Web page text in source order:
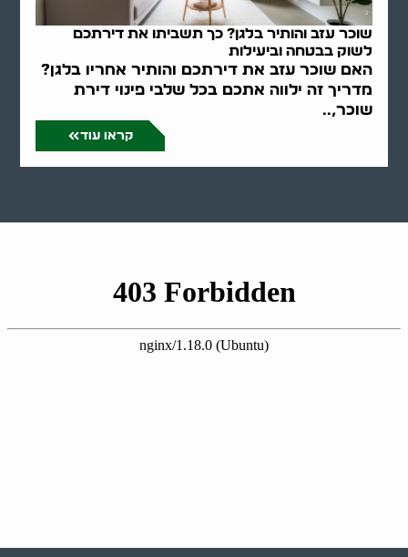
שוכר עזב והותיר בלגן? כך תשביתו את דירתכם
לשוק בבטחה וביעילות
האם שוכר עזב את דירתכם והותיר אחריו בלגן?
מדריך זה ילווה אתכם בכל שלבי פינוי דירת
שוכר,..
קראו עוד